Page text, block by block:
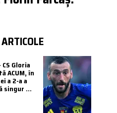
Gloria
ACUM, în
a 2-a a
singur ...